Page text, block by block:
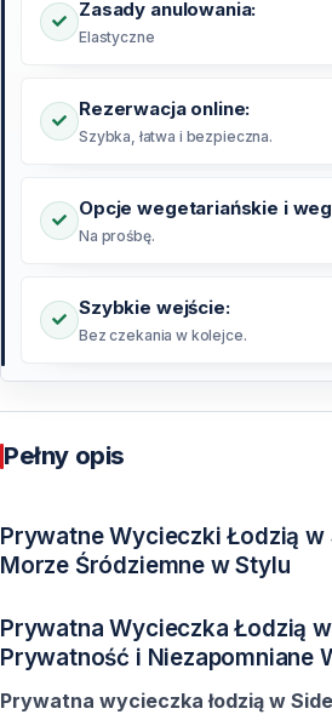
Zasady anulowania:
Elastyczne
Rezerwacja online:
Szybka, łatwa i bezpieczna.
Opcje wegetariańskie i
Na prośbę.
Szybkie wejście:
Bez czekania w kolejce.
Pełny opis
Prywatne Wycieczki Łodzią w
Morze Śródziemne w Stylu
Prywatna Wycieczka Łodzią
Prywatność i Niezapomniane
Prywatna wycieczka łodzią w Side